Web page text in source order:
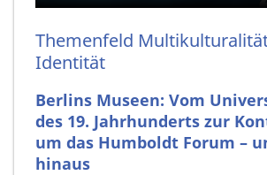
Themenfeld
Identität
Berlins Museen: Vom
des 19. Jahrhunderts zur
um das Humboldt Forum –
hinaus